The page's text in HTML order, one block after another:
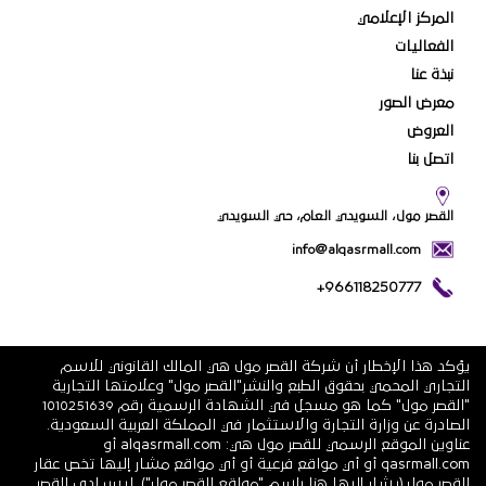
المركز الإعلامي
الفعاليات
نبذة عنا
معرض الصور
العروض
اتصل بنا
القصر مول، السويدي العام، حي السويدي
info@alqasrmall.com
+966118250777
يؤكد هذا الإخطار أن شركة القصر مول هي المالك القانوني للاسم
التجاري المحمي بحقوق الطبع والنشر"القصر مول" وعلامتها التجارية
"القصر مول" كما هو مسجل في الشهادة الرسمية رقم 1010251639
الصادرة عن وزارة التجارة والاستثمار في المملكة العربية السعودية.
عناوين الموقع الرسمي للقصر مول هي: alqasrmall.com أو
qasrmall.com أو أي مواقع فرعية أو أي مواقع مشار إليها تخص عقار